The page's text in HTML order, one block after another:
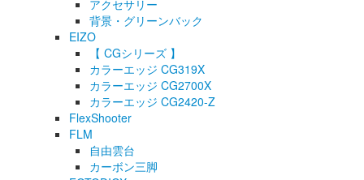
アクセサリー
背景・グリーンバック
EIZO
【 CGシリーズ 】
カラーエッジ CG319X
カラーエッジ CG2700X
カラーエッジ CG2420-Z
FlexShooter
FLM
自由雲台
カーボン三脚